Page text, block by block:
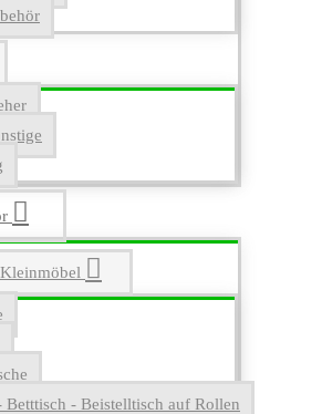
Betttisch - Beistelltisch auf Rollen